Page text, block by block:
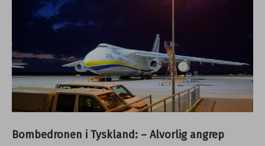
Bombedronen i Tyskland: – Alvorlig angrep